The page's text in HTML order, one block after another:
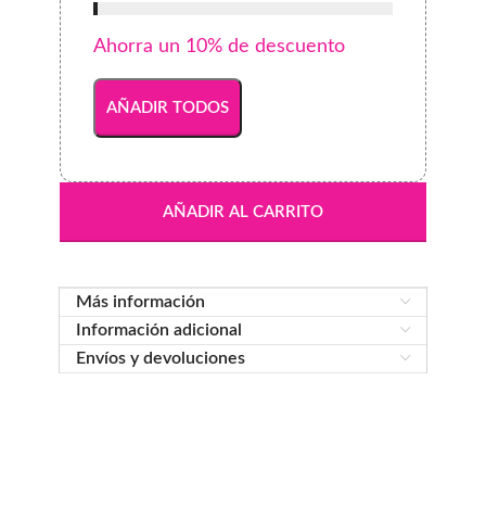
ME
Ahorra un 10% de descuento
AÑADIR TODOS
AÑADIR AL CARRITO
Más información
Información adicional
Envíos y devoluciones